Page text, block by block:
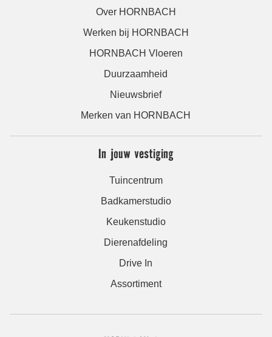
Over HORNBACH
Werken bij HORNBACH
HORNBACH Vloeren
Duurzaamheid
Nieuwsbrief
Merken van HORNBACH
In jouw vestiging
Tuincentrum
Badkamerstudio
Keukenstudio
Dierenafdeling
Drive In
Assortiment